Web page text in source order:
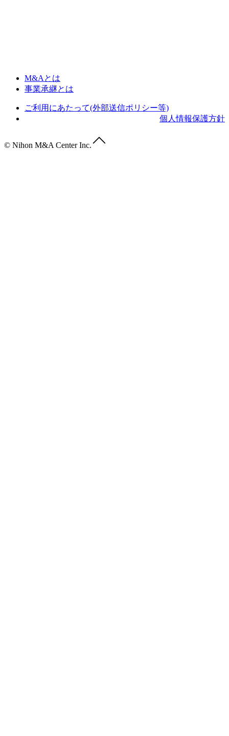
M&Aとは
事業承継とは
ご利用にあたって(外部送信ポリシー等)
個人情報保護方針
© Nihon M&A Center Inc.